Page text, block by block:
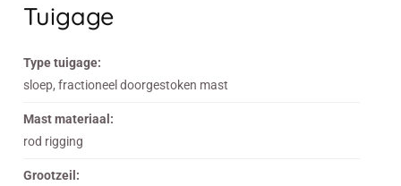
Tuigage
Type tuigage:
sloep, fractioneel doorgestoken mast
Mast materiaal:
rod rigging
Grootzeil: